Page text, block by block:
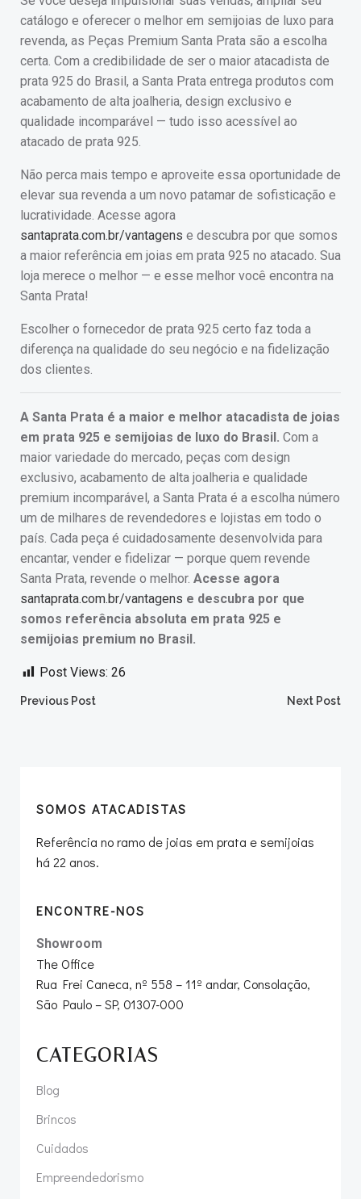
catálogo e oferecer o melhor em semijoias de luxo para
revenda, as Peças Premium Santa Prata são a escolha
certa. Com a credibilidade de ser o maior atacadista de
prata 925 do Brasil, a Santa Prata entrega produtos com
acabamento de alta joalheria, design exclusivo e
qualidade incomparável — tudo isso acessível ao
atacado de prata 925.
Não perca mais tempo e aproveite essa oportunidade de
elevar sua revenda a um novo patamar de sofisticação e
lucratividade. Acesse agora
santaprata.com.br/vantagens e descubra por que somos
a maior referência em joias em prata 925 no atacado. Sua
loja merece o melhor — e esse melhor você encontra na
Santa Prata!
Escolher o fornecedor de prata 925 certo faz toda a
diferença na qualidade do seu negócio e na fidelização
dos clientes.
A Santa Prata é a maior e melhor atacadista de joias
em prata 925 e semijoias de luxo do Brasil. Com a
maior variedade do mercado, peças com design
exclusivo, acabamento de alta joalheria e qualidade
premium incomparável, a Santa Prata é a escolha número
um de milhares de revendedores e lojistas em todo o
país. Cada peça é cuidadosamente desenvolvida para
encantar, vender e fidelizar — porque quem revende
Santa Prata, revende o melhor. Acesse agora
santaprata.com.br/vantagens e descubra por que
somos referência absoluta em prata 925 e
semijoias premium no Brasil.
Post Views: 26
Post
Previous Post Next Post
SOMOS ATACADISTAS
Referência no ramo de joias em prata e semijoias
há 22 anos.
ENCONTRE-NOS
Showroom
The Office
Rua Frei Caneca, nº 558 – 11º andar, Consolação,
São Paulo – SP, 01307-000
CATEGORIAS
Blog
Brincos
Cuidados
Empreendedorismo